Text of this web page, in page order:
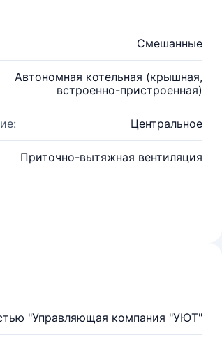
Смешанные
Автономная котельная (крышная,
встроенно-пристроенная)
Центральное
Приточно-вытяжная вентиляция
"Управляющая компания "УЮТ"